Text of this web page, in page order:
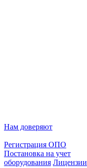
Нам доверяют
Регистрация ОПО
Постановка на учет
оборудования Лицензии